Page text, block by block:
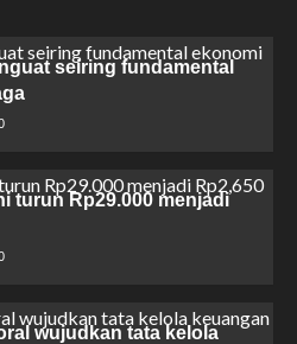
seiring fundamental
turun Rp29.000 menjadi
wujudkan tata kelola